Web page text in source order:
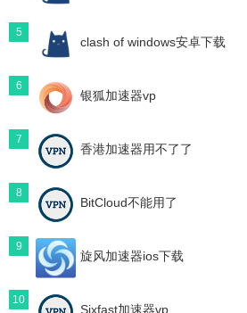
5
clash of windows安卓下载
6
银狐加速器vp
7
香港加速器用不了了
8
BitCloud不能用了
9
旋风加速器ios下载
10
Sixfast加速器vp